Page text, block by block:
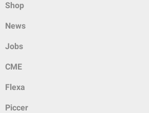
Shop
News
Jobs
CME
Flexa
Piccer